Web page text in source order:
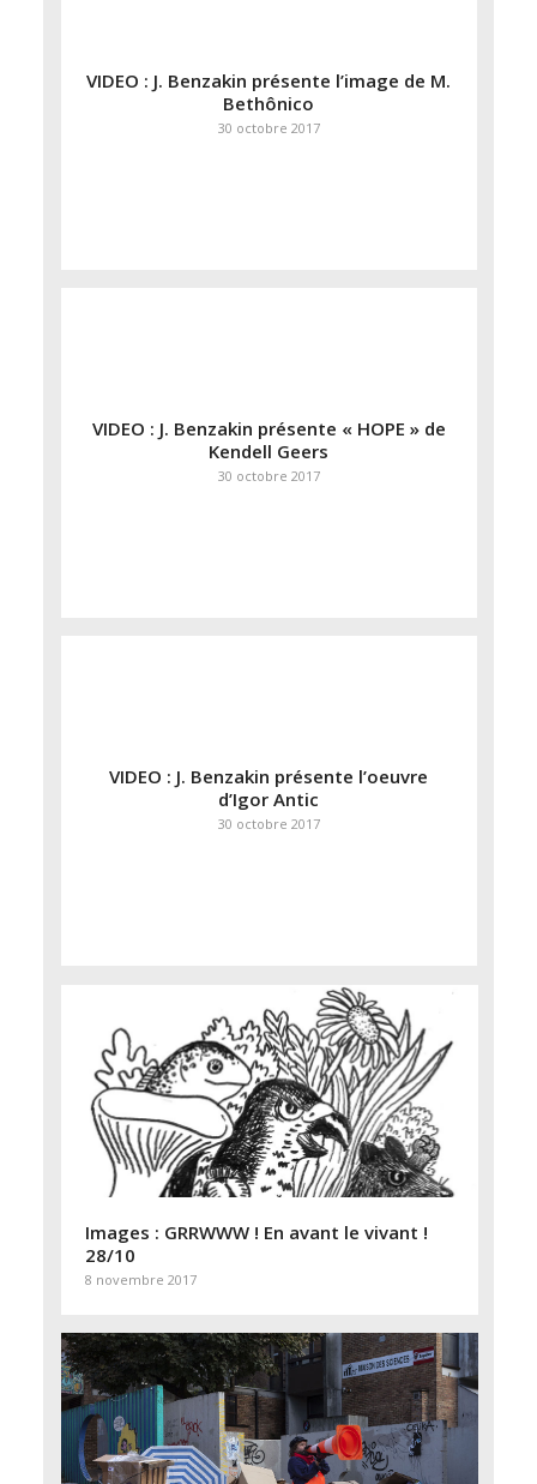
VIDEO : J. Benzakin présente l’image de M.
Bethônico
30 octobre 2017
VIDEO : J. Benzakin présente « HOPE » de
Kendell Geers
30 octobre 2017
VIDEO : J. Benzakin présente l’oeuvre
d’Igor Antic
30 octobre 2017
Images : GRRWWW ! En avant le vivant !
28/10
8 novembre 2017